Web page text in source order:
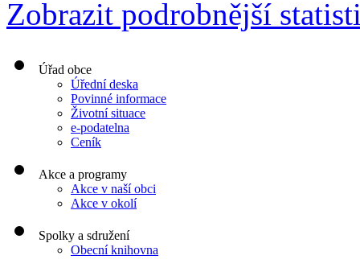
Zobrazit podrobnější
Úřad obce
Úřední deska
Povinné informace
Životní situace
e-podatelna
Ceník
Akce a programy
Akce v naší obci
Akce v okolí
Spolky a sdružení
Obecní knihovna